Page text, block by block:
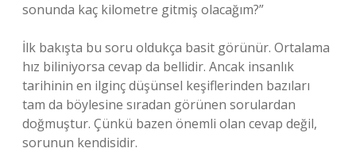
sonunda kaç kilometre gitmiş olacağım?”
İlk bakışta bu soru oldukça basit görünür. Ortalama
hız biliniyorsa cevap da bellidir. Ancak insanlık
tarihinin en ilginç düşünsel keşiflerinden bazıları
tam da böylesine sıradan görünen sorulardan
doğmuştur. Çünkü bazen önemli olan cevap değil,
sorunun kendisidir.